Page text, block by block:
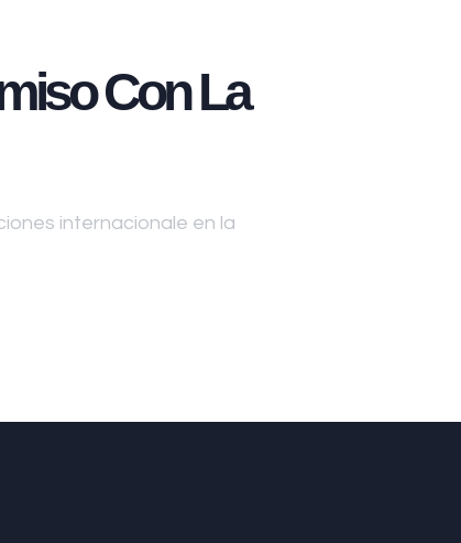
Con La
internacionale en la